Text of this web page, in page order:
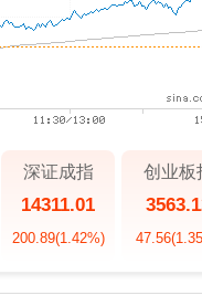
深证成指
14311.01
200.89(1.42%)
创业板
47.56